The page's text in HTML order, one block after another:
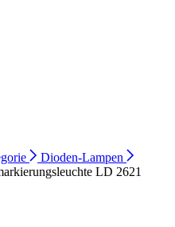
Dioden-Lampen
LD 2621